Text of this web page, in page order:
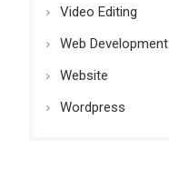
Video Editing
Web Development
Website
Wordpress